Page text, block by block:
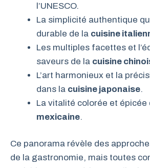
l’UNESCO.
La simplicité authentique
durable de la cuisine
Les multiples facettes et
saveurs de la cuisine
L’art harmonieux et la
dans la cuisine japonaise.
La vitalité colorée et épicée
mexicaine.
Ce panorama révèle des
de la gastronomie, mais toutes